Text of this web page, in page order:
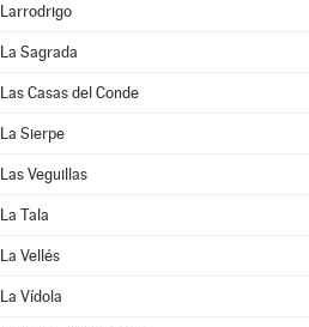
Larrodrigo
La Sagrada
Las Casas del Conde
La Sierpe
Las Veguillas
La Tala
La Vellés
La Vídola